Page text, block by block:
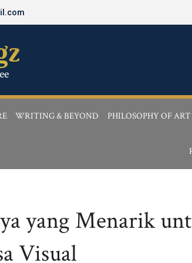
WRITING & BEYOND PHILOSOPHY OF ART
yang Menarik
Visual